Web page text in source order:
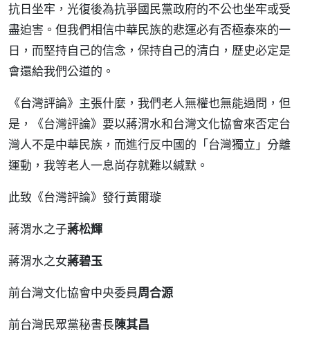
抗日坐牢，光復後為抗爭國民黨政府的不公也坐牢或受
盡迫害。但我們相信中華民族的悲運必有否極泰來的一
日，而堅持自己的信念，保持自己的清白，歷史必定是
會還給我們公道的。
《台灣評論》主張什麼，我們老人無權也無能過問，但
是，《台灣評論》要以蔣渭水和台灣文化協會來否定台
灣人不是中華民族，而進行反中國的「台灣獨立」分離
運動，我等老人一息尚存就難以緘默。
此致《台灣評論》發行黃爾璇
蔣渭水之子蔣松輝
蔣渭水之女蔣碧玉
前台灣文化協會中央委員周合源
前台灣民眾黨秘書長陳其昌